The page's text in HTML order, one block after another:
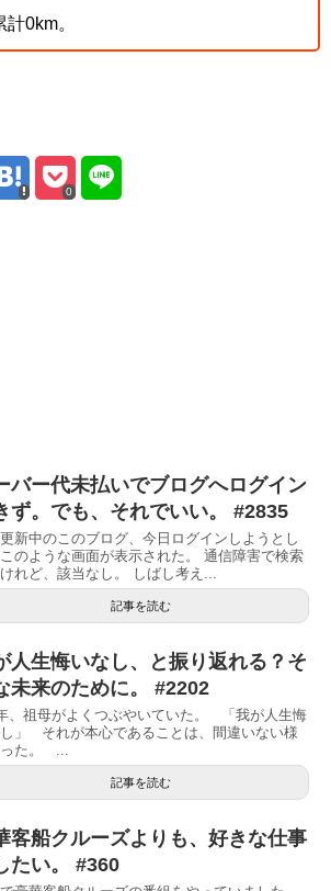
0km。
0
バー代未払いでブログへログイン
ず。でも、それでいい。 #2835
新中のこのブログ、今日ログインしようとし
のような画面が表示された。 通信障害で検索
れど、該当なし。 しばし考え...
記事を読む
人生悔いなし、と振り返れる？そ
未来のために。 #2202
、祖母がよくつぶやいていた。 「我が人生悔
」 それが本心であることは、間違いない様
た。 ...
記事を読む
客船クルーズよりも、好きな仕事
たい。 #360